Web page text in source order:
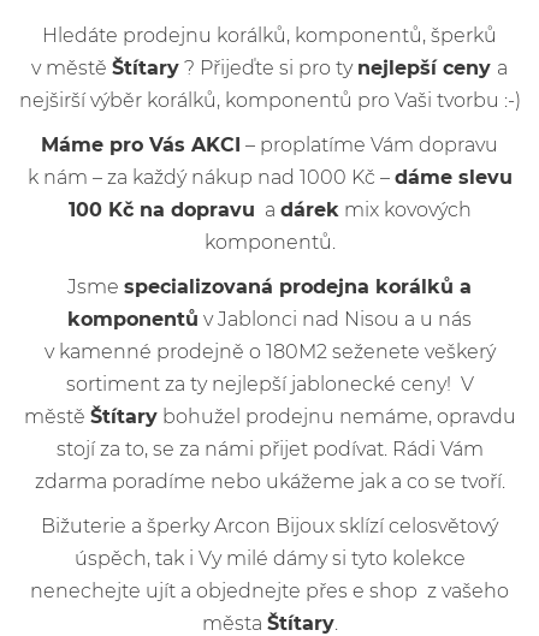
Hledáte prodejnu korálků, komponentů, šperků
v městě Štítary ? Přijeďte si pro ty nejlepší ceny a
nejširší výběr korálků, komponentů pro Vaši tvorbu :-)
Máme pro Vás AKCI – proplatíme Vám dopravu
k nám – za každý nákup nad 1000 Kč – dáme slevu
100 Kč na dopravu a dárek mix kovových
komponentů.
Jsme specializovaná prodejna korálků a
komponentů v Jablonci nad Nisou a u nás
v kamenné prodejně o 180M2 seženete veškerý
sortiment za ty nejlepší jablonecké ceny! V
městě Štítarybohužel prodejnu nemáme, opravdu
stojí za to, se za námi přijet podívat. Rádi Vám
zdarma poradíme nebo ukážeme jak a co se tvoří.
Bižuterie a šperky Arcon Bijoux sklízí celosvětový
úspěch, tak i Vy milé dámy si tyto kolekce
nenechejte ujít a objednejte přes e shop z vašeho
města Štítary.